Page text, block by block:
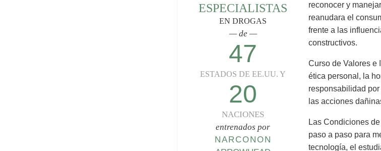
ESPECIALISTAS
EN DROGAS
— de —
47
ESTADOS DE EE.UU. Y
20
NACIONES
entrenados por
NARCONON
reconocer y
reanudara el
frente a las
constructivos.
Curso de Valores e
ética personal, la
responsabilidad
las acciones
Las Condiciones
paso a paso para
tecnología, el